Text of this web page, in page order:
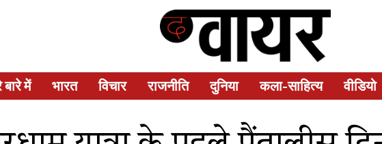
बारे में भारत विचार राजनीति दुनिया कला-साहित्य वीडियो